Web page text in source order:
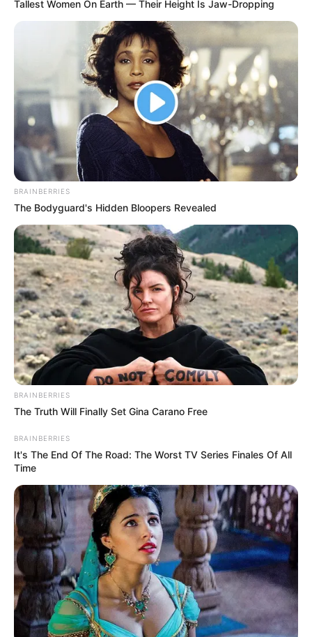
Tallest Women On Earth — Their Height Is Jaw-Dropping
BRAINBERRIES
The Bodyguard's Hidden Bloopers Revealed
BRAINBERRIES
The Truth Will Finally Set Gina Carano Free
BRAINBERRIES
It's The End Of The Road: The Worst TV Series Finales Of All
Time